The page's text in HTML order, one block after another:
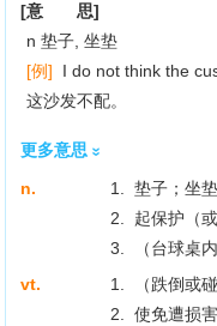
[意 思]
n 垫子, 坐垫
[例] I do not think the
这沙发不配。
更多意思
n.
1. 垫子；坐
2. 起保护（
3. （台球桌
vt.
1. （跌倒或
2. 使免遭损